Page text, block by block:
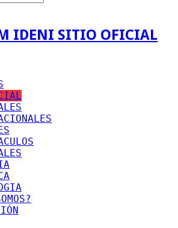
IDENI SITIO OFICIAL